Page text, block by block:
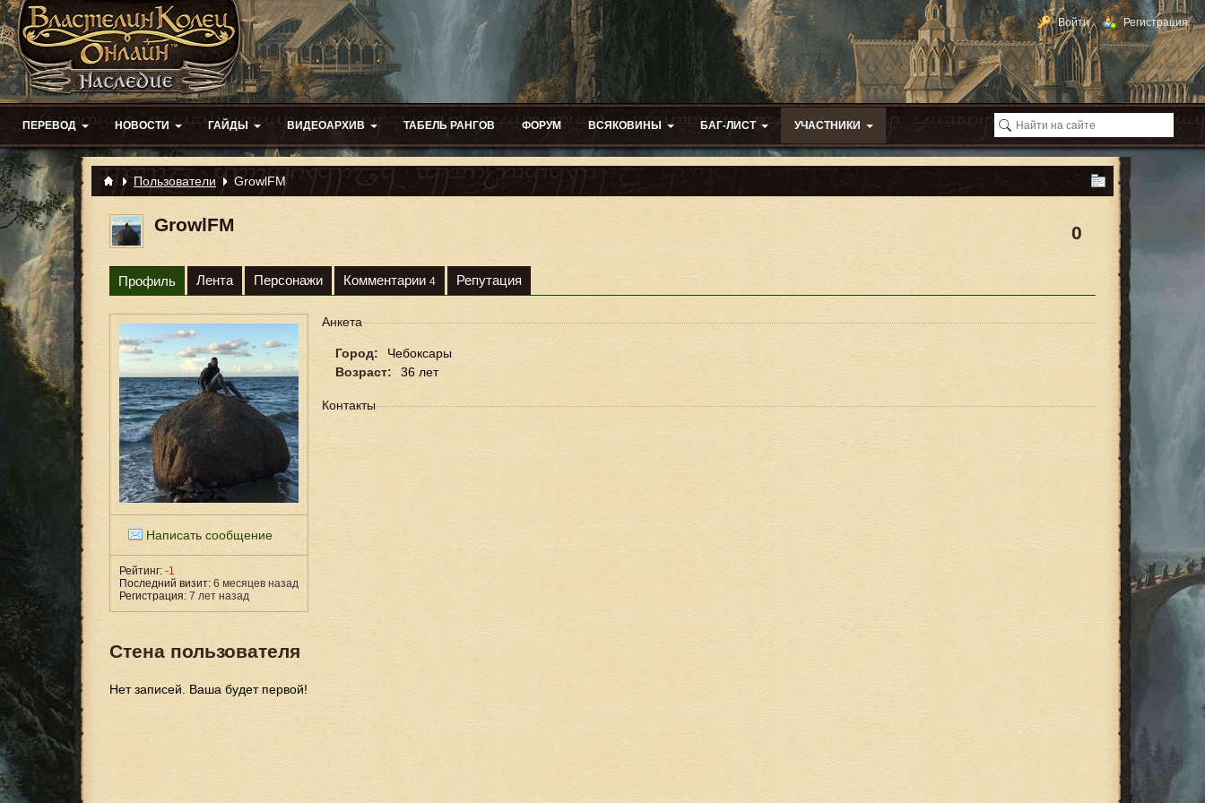
Войти Регистрация
ПЕРЕВОД НОВОСТИ ГАЙДЫ ВИДЕОАРХИВ ТАБЕЛЬ РАНГОВ ФОРУМ ВСЯКОВИНЫ БАГ-ЛИСТ УЧАСТНИКИ
Пользователи GrowlFM
0
GrowlFM
Профиль Лента Персонажи Комментарии 4 Репутация
Написать сообщение
Рейтинг: -1
Последний визит: 6 месяцев назад
Регистрация: 7 лет назад
Анкета
Город:
Чебоксары
Возраст:
36 лет
Контакты
Стена пользователя
Нет записей. Ваша будет первой!